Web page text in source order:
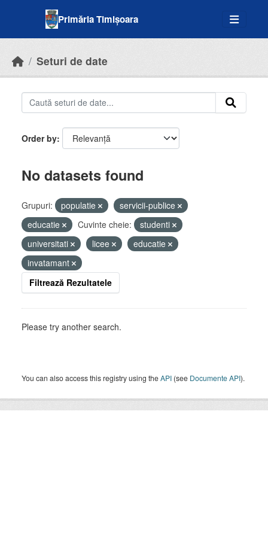
Primăria Timișoara
Seturi de date
Order by
No datasets found
Grupuri: populatie
servicii-publice
educatie
Cuvinte cheie:
studenti
universitati
licee
educatie
invatamant
Filtrează Rezultatele
Please try another search.
You can also access this registry using theAPI (see Documente API).